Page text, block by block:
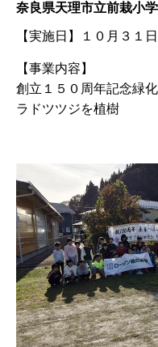
奈良県天理市立前栽小
【実施日】 １０月３１日
【事業内容】
創立１５０周年記念緑
ラドツツジを植樹